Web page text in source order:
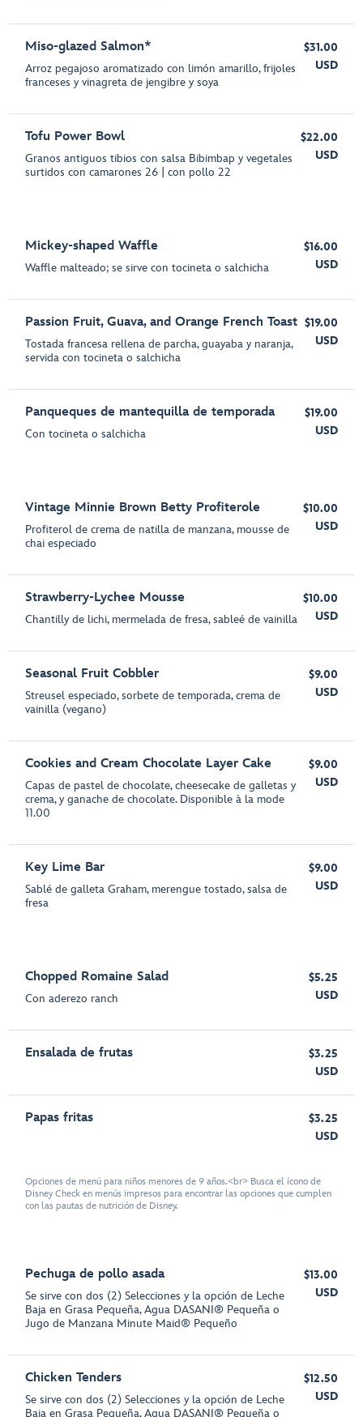
Miso-glazed Salmon*
Arroz pegajoso aromatizado con limón amarillo, frijoles
franceses y vinagreta de jengibre y soya
$31.00
USD
Tofu Power Bowl
Granos antiguos tibios con salsa Bibimbap y vegetales
surtidos con camarones 26 | con pollo 22
$22.00
USD
Mickey-shaped Waffle
Waffle malteado; se sirve con tocineta o salchicha
$16.00
USD
Passion Fruit, Guava, and Orange French Toast
Tostada francesa rellena de parcha, guayaba y naranja,
servida con tocineta o salchicha
$19.00
USD
Panqueques de mantequilla de temporada
Con tocineta o salchicha
$19.00
USD
Vintage Minnie Brown Betty Profiterole
Profiterol de crema de natilla de manzana, mousse de
chai especiado
$10.00
USD
Strawberry-Lychee Mousse
Chantilly de lichi, mermelada de fresa, sableé de vainilla
$10.00
USD
Seasonal Fruit Cobbler
Streusel especiado, sorbete de temporada, crema de
vainilla (vegano)
$9.00
USD
Cookies and Cream Chocolate Layer Cake
Capas de pastel de chocolate, cheesecake de galletas y
crema, y ganache de chocolate. Disponible à la mode
11.00
$9.00
USD
Key Lime Bar
Sablé de galleta Graham, merengue tostado, salsa de
fresa
$9.00
USD
Chopped Romaine Salad
Con aderezo ranch
$5.25
USD
Ensalada de frutas
$3.25
USD
Papas fritas
$3.25
USD
Opciones de menú para niños menores de 9 años.<br> Busca el ícono de
Disney Check en menús impresos para encontrar las opciones que cumplen
con las pautas de nutrición de Disney.
Pechuga de pollo asada
Se sirve con dos (2) Selecciones y la opción de Leche
Baja en Grasa Pequeña, Agua DASANI® Pequeña o
Jugo de Manzana Minute Maid® Pequeño
$13.00
USD
Chicken Tenders
Se sirve con dos (2) Selecciones y la opción de Leche
Baja en Grasa Pequeña, Agua DASANI® Pequeña o
$12.50
USD